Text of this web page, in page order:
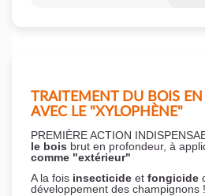
TRAITEMENT DU BOIS
AVEC LE "XYLOPHÈNE"
PREMIÈRE ACTION
le bois brut en profondeur, à
comme "extérieur"
A la fois insecticide et fongicide
développement des champignons !